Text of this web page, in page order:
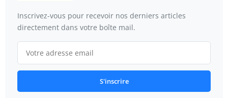
Inscrivez-vous pour recevoir nos derniers articles
directement dans votre boîte mail.
S'inscrire